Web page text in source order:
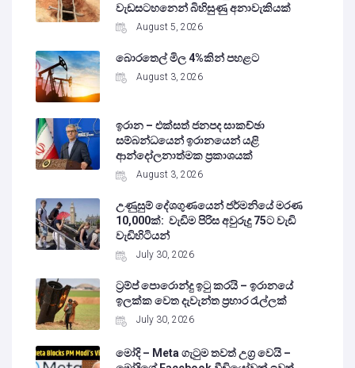
වැඩසටහනෙන් බිහිසුණු අනාවැකියක්
August 5, 2026
බොරතෙල් මිල 4%කින් පහළට
August 3, 2026
ඉරාන – එක්සත් ජනපද සාකච්ඡා
සම්බන්ධයෙන් ඉරානයෙන් යළි
ආන්දෝලනාත්මක ප්‍රකාශයක්
August 3, 2026
උණුසුම් දේශගුණයෙන් ජර්මනියේ මරණ
10,000ක්: වැඩිම පිරිස අවුරුදු 75ට වැඩි
වැඩිහිටියන්
July 30, 2026
ට්‍රම්ප් පොරොන්දු ඉටු කරයි – ඉරානයේ
ඉලක්ක වෙත දැවැන්ත ප්‍රහාර රැල්ලක්
July 30, 2026
මෝදි – Meta ගැටුම තවත් උග්‍ර වෙයි –